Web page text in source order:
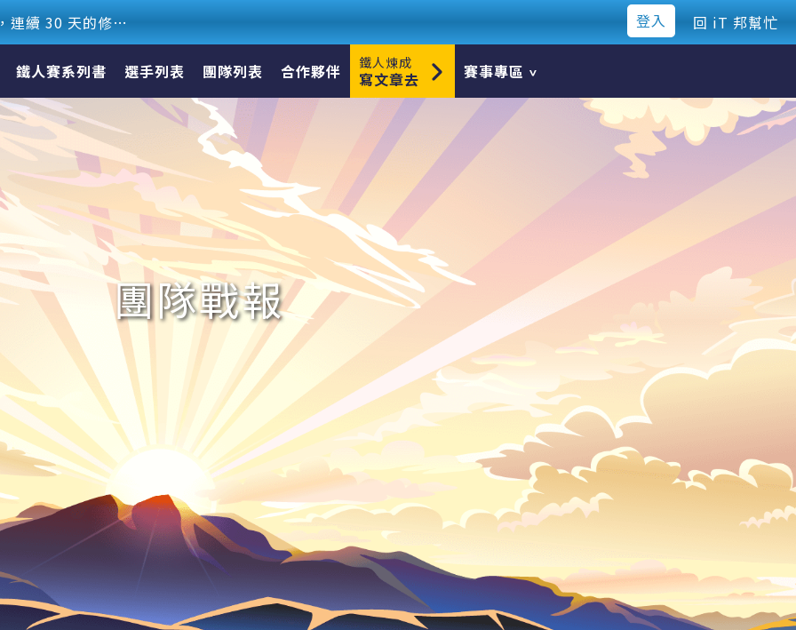
最熱血的技術盛事，連續 30 天的修煉【2026 iThome 鐵人賽】8 月 1 日賽事正式開啟！ 登入 回 iT 邦幫忙
鐵人賽系列書 選手列表 團隊列表 合作夥伴 鐵人煉成
寫文章去 賽事專區
所有參賽文章
Agile
Mobile DEV
ModernWeb
Security
Software DEV
Web 3
影片教學
自我挑戰
團隊戰報